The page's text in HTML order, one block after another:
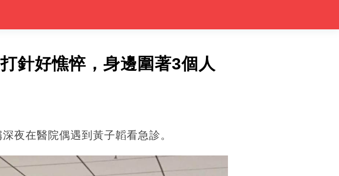
針好憔悴，身邊圍著3個人
夜在醫院偶遇到黃子韜看急診。